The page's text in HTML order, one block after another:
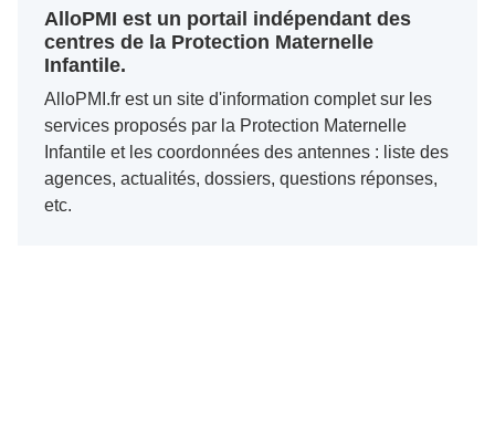
AlloPMI est un portail indépendant des
centres de la Protection Maternelle
Infantile.
AlloPMI.fr est un site d'information complet sur les
services proposés par la Protection Maternelle
Infantile et les coordonnées des antennes : liste des
agences, actualités, dossiers, questions réponses,
etc.